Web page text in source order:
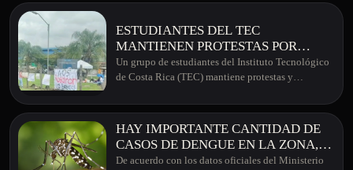
ESTUDIANTES DEL TEC
MANTIENEN PROTESTAS POR
RECORTES EN BECAS
SOCIOECONÓMICAS
Un grupo de estudiantes del Instituto Tecnológico
de Costa Rica (TEC) mantiene protestas y…
HAY IMPORTANTE CANTIDAD DE
CASOS DE DENGUE EN LA ZONA,
TOME PRECAUCIONES POR FAVOR
De acuerdo con los datos oficiales del Ministerio